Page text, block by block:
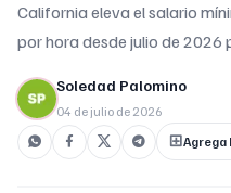
California eleva el salario
por hora desde julio de
Soledad Palomino
04 de julio de 2026
Agrega